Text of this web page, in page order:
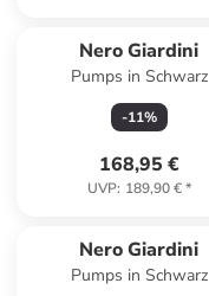
Nero Giardini
Pumps in Schwarz
-11%
168,95 €
UVP: 189,90 €*
Nero Giardini
Pumps in Schwarz